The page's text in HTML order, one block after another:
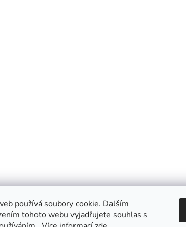
používá soubory cookie. Dalším
tohoto webu vyjadřujete souhlas s